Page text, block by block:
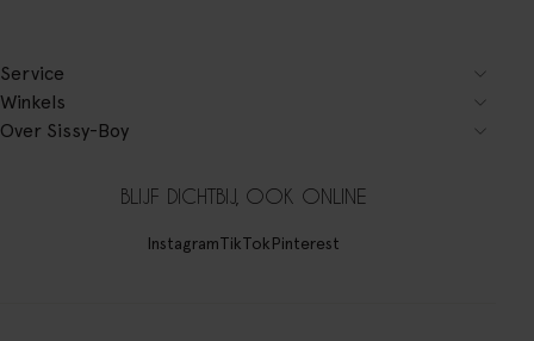
Service
Winkels
Over Sissy-Boy
BLIJF DICHTBIJ, OOK ONLINE
InstagramTikTokPinterest